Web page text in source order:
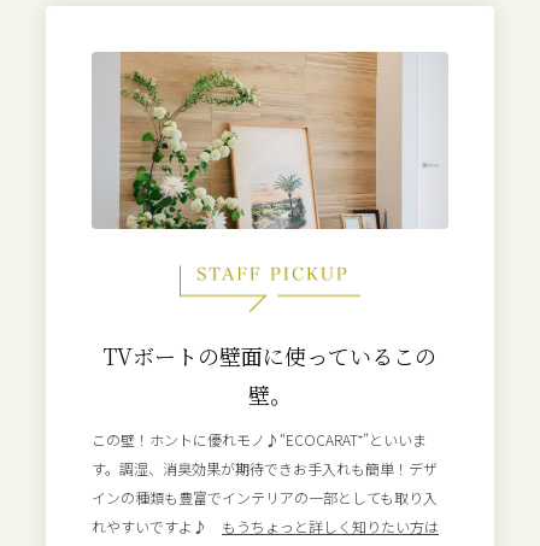
TVボートの壁面に使っているこの
壁。
この壁！ホントに優れモノ♪“ECOCARAT⁺”といいま
す。調湿、消臭効果が期待できお手入れも簡単！デザ
インの種類も豊富でインテリアの一部としても取り入
れやすいですよ♪ もうちょっと詳しく知りたい方は